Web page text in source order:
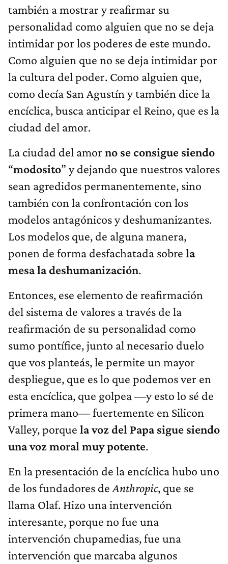
también a mostrar y reafirmar su
personalidad como alguien que no se deja
intimidar por los poderes de este mundo.
Como alguien que no se deja intimidar por
la cultura del poder. Como alguien que,
como decía San Agustín y también dice la
encíclica, busca anticipar el Reino, que es la
ciudad del amor.
La ciudad del amor no se consigue siendo
“modosito” y dejando que nuestros valores
sean agredidos permanentemente, sino
también con la confrontación con los
modelos antagónicos y deshumanizantes.
Los modelos que, de alguna manera,
ponen de forma desfachatada sobre la
mesa la deshumanización.
Entonces, ese elemento de reafirmación
del sistema de valores a través de la
reafirmación de su personalidad como
sumo pontífice, junto al necesario duelo
que vos planteás, le permite un mayor
despliegue, que es lo que podemos ver en
esta encíclica, que golpea —y esto lo sé de
primera mano— fuertemente en Silicon
Valley, porque la voz del Papa sigue siendo
una voz moral muy potente.
En la presentación de la encíclica hubo uno
de los fundadores de Anthropic, que se
llama Olaf. Hizo una intervención
interesante, porque no fue una
intervención chupamedias, fue una
intervención que marcaba algunos